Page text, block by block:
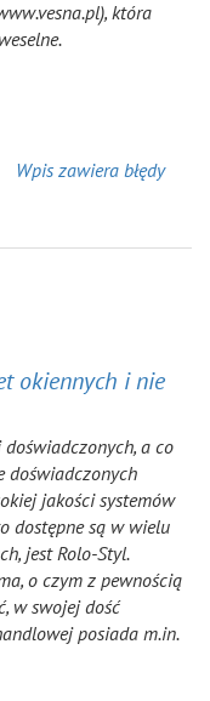
która
Wpis zawiera błędy
okiennych i nie
doświadczonych, a co
doświadczonych
jakości systemów
dostępne są w wielu
jest Rolo-Styl.
o czym z pewnością
w swojej dość
posiada m.in.